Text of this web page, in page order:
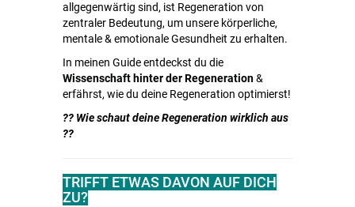
allgegenwärtig sind, ist Regeneration von
zentraler Bedeutung, um unsere körperliche,
mentale & emotionale Gesundheit zu erhalten.
In meinen Guide entdeckst du die
Wissenschaft hinter der Regeneration&
erfährst, wie du deine Regeneration optimierst!
?? Wie schaut deine Regeneration wirklich aus
??
TRIFFT ETWAS DAVON AUF DICH
ZU?